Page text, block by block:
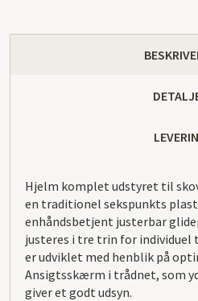
Hjelm komplet udstyret til
en traditionel sekspunkts
enhåndsbetjent justerbar
justeres i tre trin for
er udviklet med henblik på
Ansigtsskærm i trådnet, som
giver et godt udsyn.